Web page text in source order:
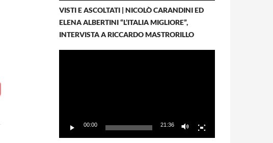
VISTI E ASCOLTATI | NICOLÒ CARANDINI ED
ELENA ALBERTINI “L’ITALIA MIGLIORE”,
INTERVISTA A RICCARDO MASTRORILLO
00:00 21:36